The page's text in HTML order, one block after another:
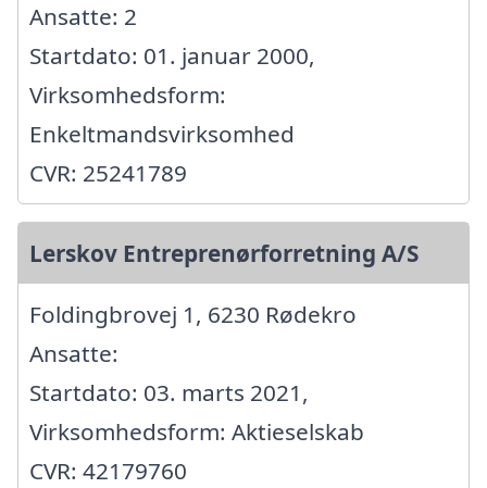
Ansatte: 2
Startdato: 01. januar 2000,
Virksomhedsform:
Enkeltmandsvirksomhed
CVR: 25241789
Lerskov Entreprenørforretning A/S
Foldingbrovej 1, 6230 Rødekro
Ansatte:
Startdato: 03. marts 2021,
Virksomhedsform: Aktieselskab
CVR: 42179760